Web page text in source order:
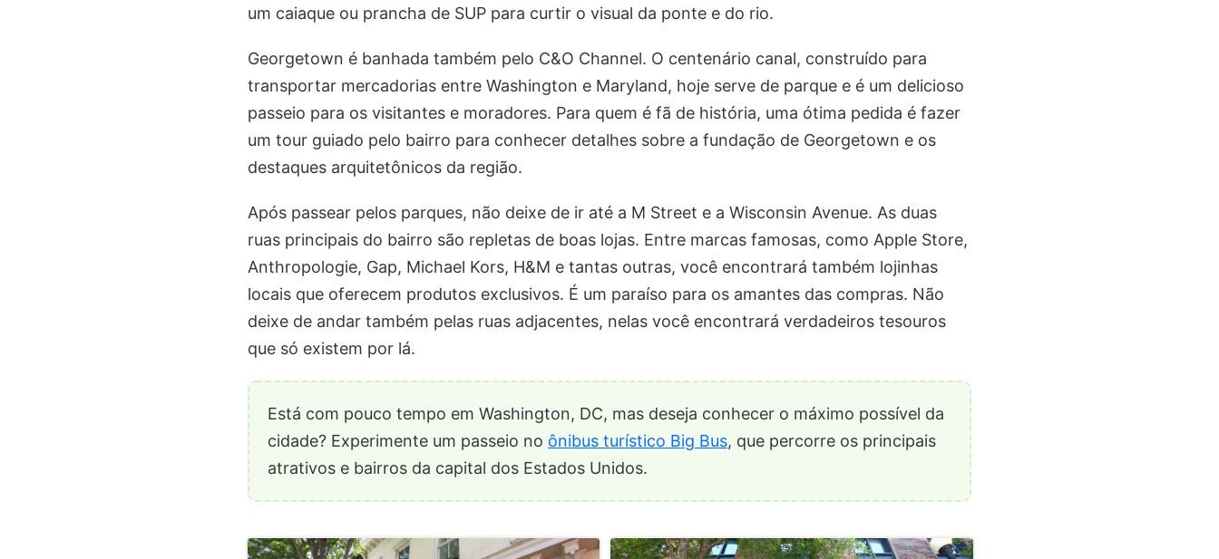
um caiaque ou prancha de SUP para curtir o visual da ponte e do rio.
Georgetown é banhada também pelo C&O Channel. O centenário canal, construído para
transportar mercadorias entre Washington e Maryland, hoje serve de parque e é um delicioso
passeio para os visitantes e moradores. Para quem é fã de história, uma ótima pedida é fazer
um tour guiado pelo bairro para conhecer detalhes sobre a fundação de Georgetown e os
destaques arquitetônicos da região.
Após passear pelos parques, não deixe de ir até a M Street e a Wisconsin Avenue. As duas
ruas principais do bairro são repletas de boas lojas. Entre marcas famosas, como Apple Store,
Anthropologie, Gap, Michael Kors, H&M e tantas outras, você encontrará também lojinhas
locais que oferecem produtos exclusivos. É um paraíso para os amantes das compras. Não
deixe de andar também pelas ruas adjacentes, nelas você encontrará verdadeiros tesouros
que só existem por lá.
Está com pouco tempo em Washington, DC, mas deseja conhecer o máximo possível da
cidade? Experimente um passeio no ônibus turístico Big Bus, que percorre os principais
atrativos e bairros da capital dos Estados Unidos.